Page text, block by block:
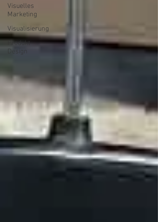
Visuelles
Marketing
Visualisierung
Produkt
Design